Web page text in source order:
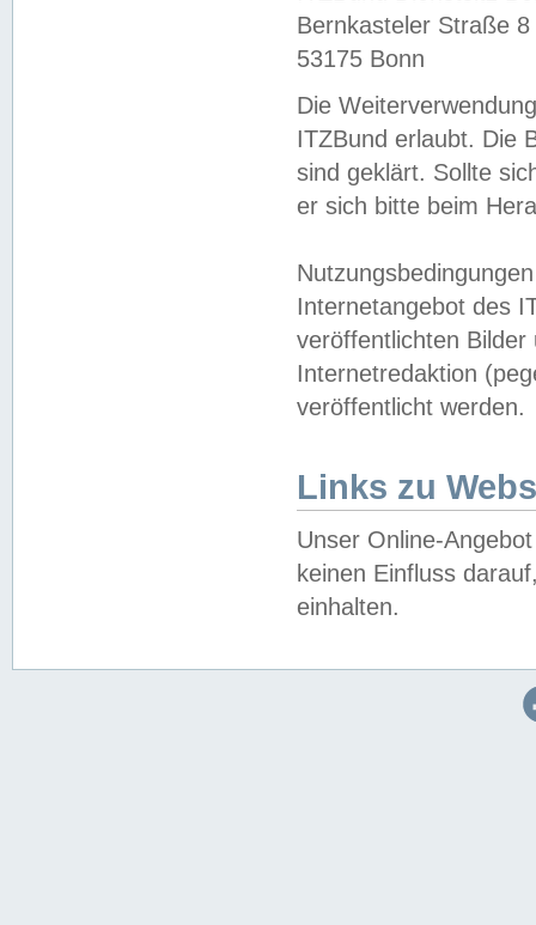
Bernkasteler Straße 8
53175 Bonn
Die
ITZBund erlaubt. Die
sind geklärt. Sollte
er sich bitte beim
Internetangebot des
veröffentlichten
Internetredaktion
veröffentlicht werden.
Links zu
Unser Online-
keinen Einfluss
einhalten.